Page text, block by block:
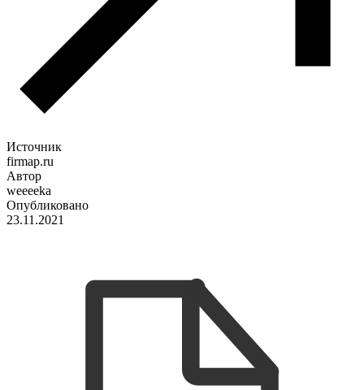
Источник
firmap.ru
Автор
weeeeka
Опубликовано
23.11.2021